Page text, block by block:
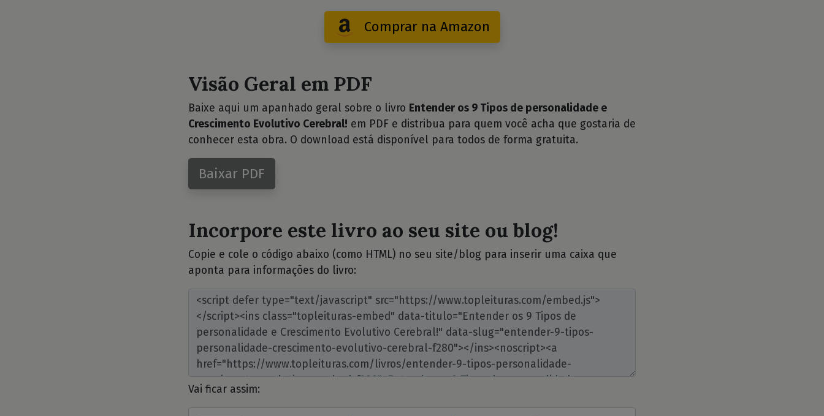
Comprar na Amazon
Visão Geral em PDF
Baixe aqui um apanhado geral sobre o livro Entender os 9 Tipos de personalidade e
Crescimento Evolutivo Cerebral! em PDF e distribua para quem você acha que gostaria de
conhecer esta obra. O download está disponível para todos de forma gratuita.
Baixar PDF
Incorpore este livro ao seu site ou blog!
Copie e cole o código abaixo (como HTML) no seu site/blog para inserir uma caixa que
aponta para informações do livro:
Vai ficar assim: